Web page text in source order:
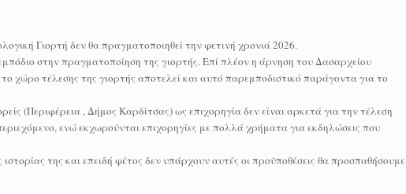
Γιορτή δεν θα πραγματοποιηθεί την φετινή χρονιά 2026.
στην πραγματοποίηση της γιορτής. Επί πλέον η άρνηση του Δασαρχείου
χώρο τέλεσης της γιορτής αποτελεί και αυτό παρεμποδιστικό παράγοντα για το
(Περιφέρεια , Δήμος Καρδίτσας) ως επιχορηγία δεν είναι αρκετά για την τέλεση
ενώ εκχωρούνται επιχορηγίες με πολλά χρήματα για εκδηλώσεις που
της και επειδή φέτος δεν υπάρχουν αυτές οι προϋποθέσεις θα προσπαθήσουμε